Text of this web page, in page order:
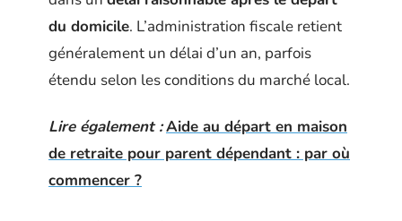
du domicile. L’administration fiscale retient
généralement un délai d’un an, parfois
étendu selon les conditions du marché local.
Lire également :Aide au départ en maison
de retraite pour parent dépendant : par où
commencer ?